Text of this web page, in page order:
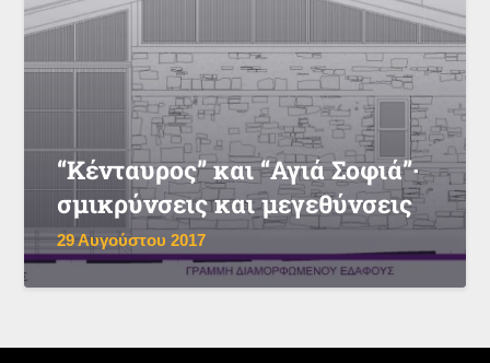
“Κένταυρος” και “Αγιά Σοφιά”·
σμικρύνσεις και μεγεθύνσεις
29 Αυγούστου 2017